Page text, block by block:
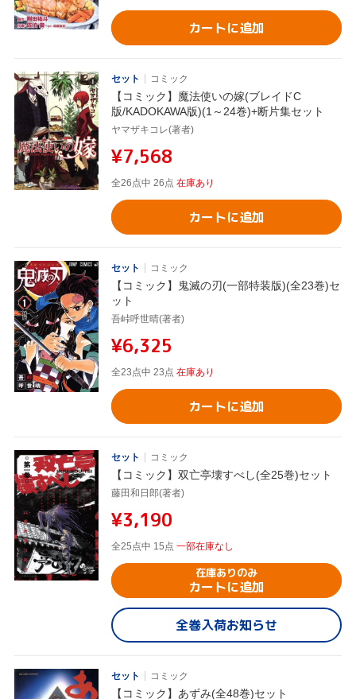
カートに追加
セット コミック
【コミック】魔法使いの嫁(ブレイドC
版/KADOKAWA版)(1～24巻)+断片集セット
ヤマザキコレ(著者)
¥7,568
全26点中 26点 在庫あり
カートに追加
セット コミック
【コミック】鬼滅の刃(一部特装版)(全23巻)セ
ット
吾峠呼世晴(著者)
¥6,325
全23点中 23点 在庫あり
カートに追加
セット コミック
【コミック】双亡亭壊すべし(全25巻)セット
藤田和日郎(著者)
¥3,190
全25点中 15点 一部在庫なし
在庫ありのみ
カートに追加
全巻入荷お知らせ
セット コミック
【コミック】あずみ(全48巻)セット